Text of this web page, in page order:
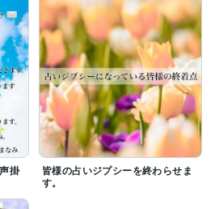
掛
皆様の占いジプシーを終わらせま
す。